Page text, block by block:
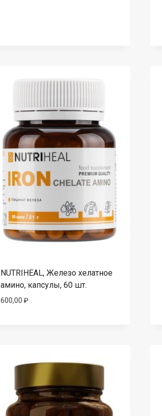
NUTRIHEAL, Железо хелатное
амино, капсулы, 60 шт.
600,00 ₽